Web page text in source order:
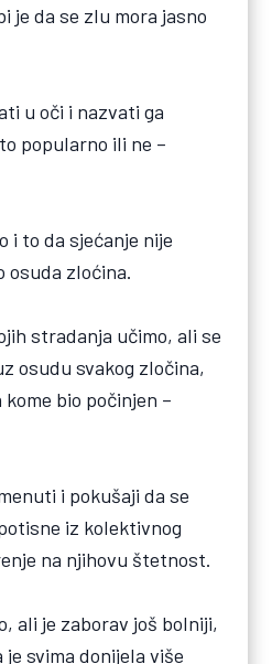
je da se zlu mora jasno
u oči i nazvati ga
popularno ili ne –
i to da sjećanje nije
osuda zloćina.
stradanja učimo, ali se
osudu svakog zločina,
kome bio počinjen –
i pokušaji da se
iz kolektivnog
na njihovu štetnost.
ali je zaborav još bolniji,
svima donijela više